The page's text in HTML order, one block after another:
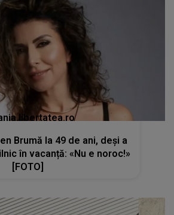
Brumă la 49 de ani, deși a
în vacanță: «Nu e noroc!»
[FOTO]